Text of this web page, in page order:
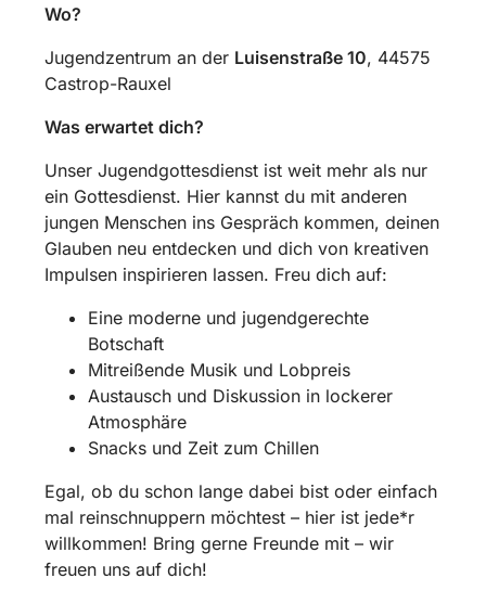
Wo?
Jugendzentrum an der Luisenstraße 10, 44575
Castrop-Rauxel
Was erwartet dich?
Unser Jugendgottesdienst ist weit mehr als nur
ein Gottesdienst. Hier kannst du mit anderen
jungen Menschen ins Gespräch kommen, deinen
Glauben neu entdecken und dich von kreativen
Impulsen inspirieren lassen. Freu dich auf:
Eine moderne und jugendgerechte
Botschaft
Mitreißende Musik und Lobpreis
Austausch und Diskussion in lockerer
Atmosphäre
Snacks und Zeit zum Chillen
Egal, ob du schon lange dabei bist oder einfach
mal reinschnuppern möchtest – hier ist jede*r
willkommen! Bring gerne Freunde mit – wir
freuen uns auf dich!